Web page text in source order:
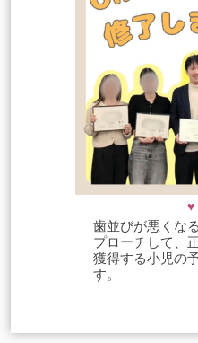
♥
歯並びが悪くな
プローチして、
獲得する小児の
す。